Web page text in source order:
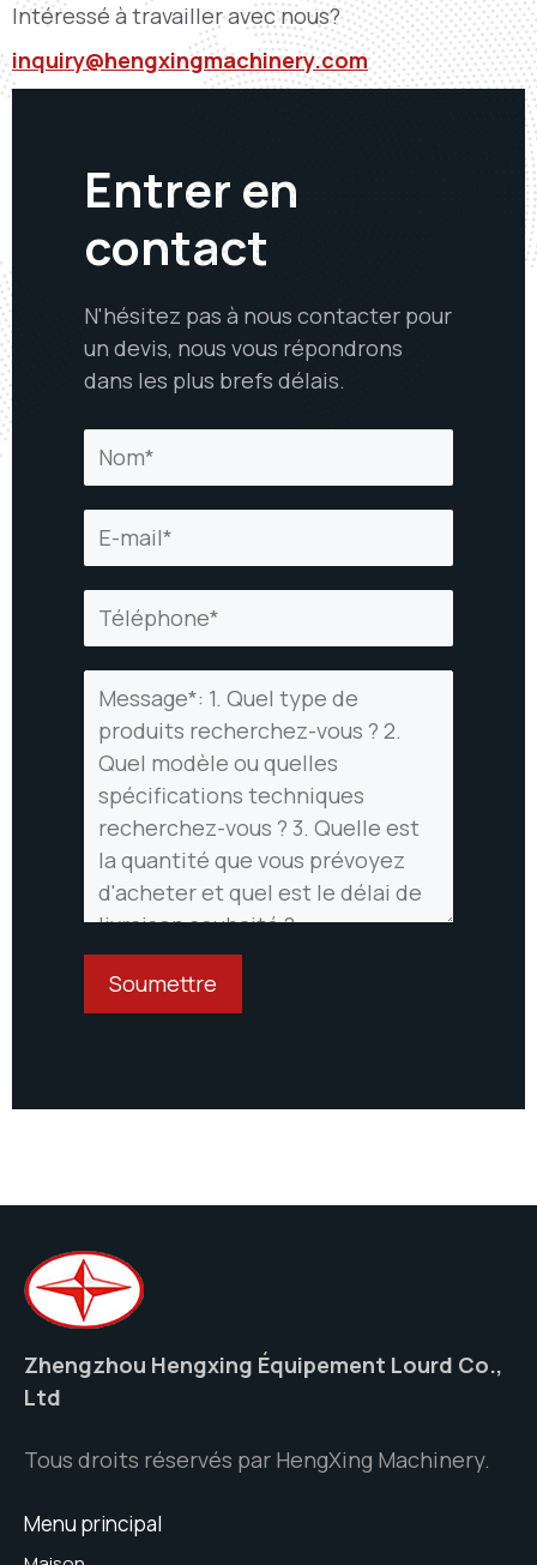
Intéressé à travailler avec nous?
inquiry@hengxingmachinery.com
Entrer en
contact
N'hésitez pas à nous contacter pour
un devis, nous vous répondrons
dans les plus brefs délais.
Zhengzhou Hengxing Équipement Lourd Co.,
Ltd
Tous droits réservés par HengXing Machinery.
Menu principal